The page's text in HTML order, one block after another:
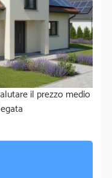
il prezzo medio